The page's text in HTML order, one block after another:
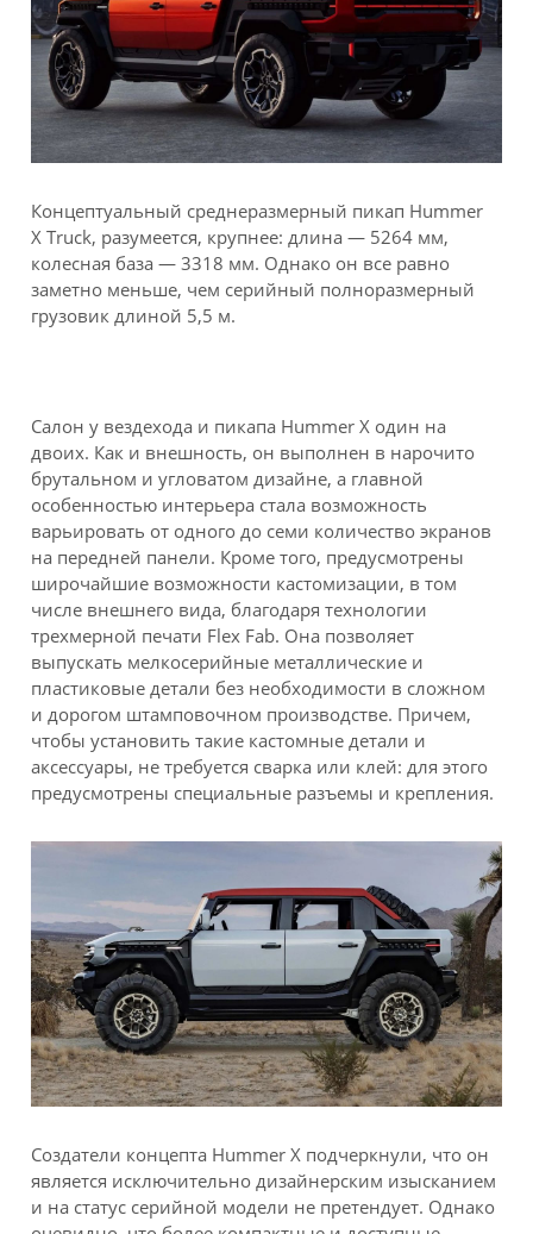
Концептуальный среднеразмерный пикап Hummer
X Truck, разумеется, крупнее: длина — 5264 мм,
колесная база — 3318 мм. Однако он все равно
заметно меньше, чем серийный полноразмерный
грузовик длиной 5,5 м.
Салон у вездехода и пикапа Hummer X один на
двоих. Как и внешность, он выполнен в нарочито
брутальном и угловатом дизайне, а главной
особенностью интерьера стала возможность
варьировать от одного до семи количество экранов
на передней панели. Кроме того, предусмотрены
широчайшие возможности кастомизации, в том
числе внешнего вида, благодаря технологии
трехмерной печати Flex Fab. Она позволяет
выпускать мелкосерийные металлические и
пластиковые детали без необходимости в сложном
и дорогом штамповочном производстве. Причем,
чтобы установить такие кастомные детали и
аксессуары, не требуется сварка или клей: для этого
предусмотрены специальные разъемы и крепления.
Создатели концепта Hummer X подчеркнули, что он
является исключительно дизайнерским изысканием
и на статус серийной модели не претендует. Однако